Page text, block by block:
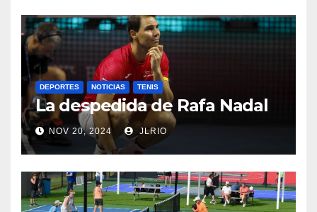
DEPORTES NOTICIAS TENIS
La despedida de Rafa Nadal
NOV 20, 2024 JLRIO